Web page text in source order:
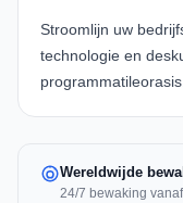
Stroomlijn uw
technologie en
Wereldwijde
24/7 bewaking